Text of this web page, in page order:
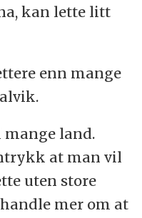
kan lette litt
enn mange
land.
at man vil
uten store
mer om at